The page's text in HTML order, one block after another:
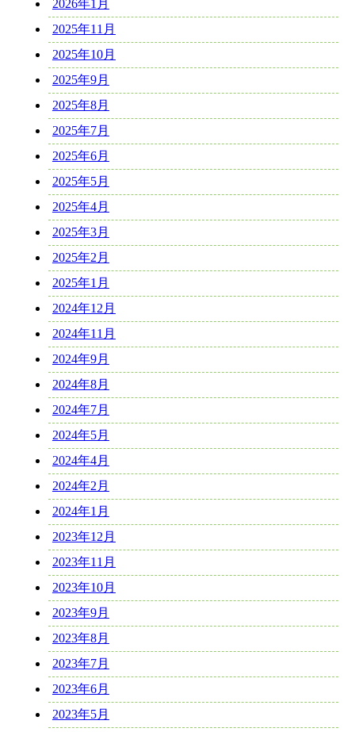
2026年1月
2025年11月
2025年10月
2025年9月
2025年8月
2025年7月
2025年6月
2025年5月
2025年4月
2025年3月
2025年2月
2025年1月
2024年12月
2024年11月
2024年9月
2024年8月
2024年7月
2024年5月
2024年4月
2024年2月
2024年1月
2023年12月
2023年11月
2023年10月
2023年9月
2023年8月
2023年7月
2023年6月
2023年5月